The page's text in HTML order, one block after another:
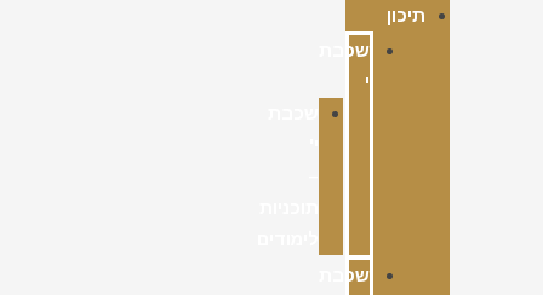
תיכון
שכבת
י
שכבת